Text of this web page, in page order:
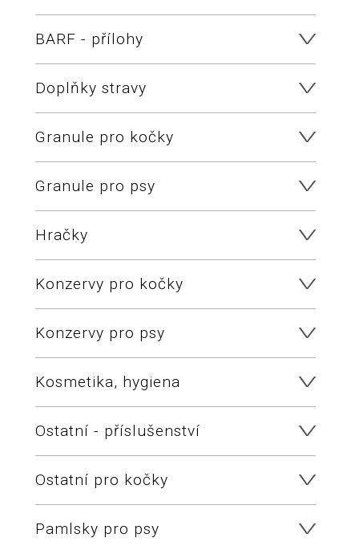
BARF - přílohy
Doplňky stravy
Granule pro kočky
Granule pro psy
Hračky
Konzervy pro kočky
Konzervy pro psy
Kosmetika, hygiena
Ostatní - příslušenství
Ostatní pro kočky
Pamlsky pro psy